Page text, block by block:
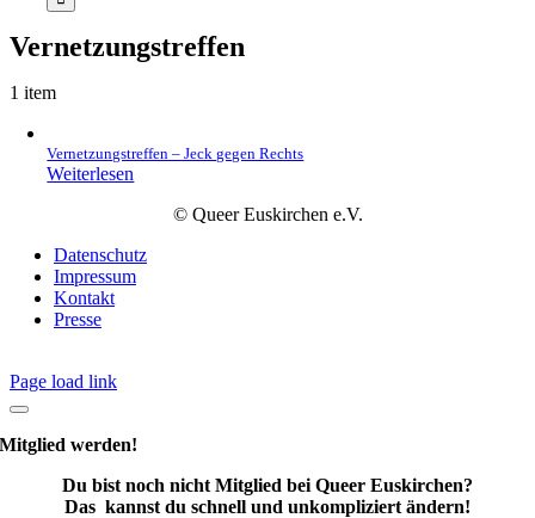
Vernetzungstreffen
1 item
Vernetzungstreffen – Jeck gegen Rechts
Weiterlesen
© Queer Euskirchen e.V.
Datenschutz
Impressum
Kontakt
Presse
Page load link
Mitglied werden!
Du bist noch nicht Mitglied bei Queer Euskirchen?
Das kannst du schnell und unkompliziert ändern!